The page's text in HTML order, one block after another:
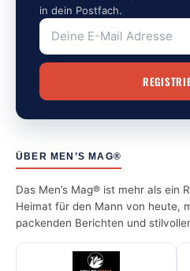
in dein Postfach.
ÜBER MEN’S MAG®
Das Men’s Mag® ist mehr als ein
Heimat für den Mann von heute,
packenden Berichten und